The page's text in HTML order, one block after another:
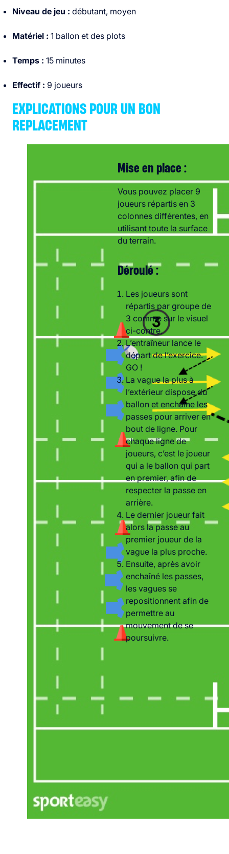
Niveau de jeu : débutant, moyen
Matériel : 1 ballon et des plots
Temps : 15 minutes
Effectif : 9 joueurs
EXPLICATIONS POUR UN BON
REPLACEMENT
Mise en place :
Vous pouvez placer 9
joueurs répartis en 3
colonnes différentes, en
utilisant toute la surface
du terrain.
Déroulé :
Les joueurs sont
répartis par groupe de
3 comme sur le visuel
ci-contre.
L’entraîneur lance le
départ de l’exercice.
GO !
La vague la plus à
l’extérieur dispose du
ballon et enchaîne les
passes pour arriver en
bout de ligne. Pour
chaque ligne de
joueurs, c’est le joueur
qui a le ballon qui part
en premier, afin de
respecter la passe en
arrière.
Le dernier joueur fait
alors la passe au
premier joueur de la
vague la plus proche.
Ensuite, après avoir
enchaîné les passes,
les vagues se
repositionnent afin de
permettre au
mouvement de se
poursuivre.